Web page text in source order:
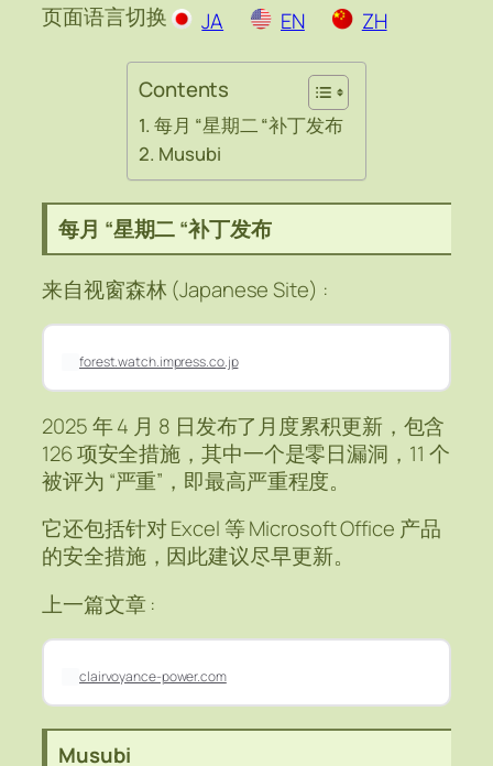
页面语言切换 EN
JA ZH
Contents
每月 “星期二 “补丁发布
Musubi
每月 “星期二 “补丁发布
来自视窗森林 (Japanese Site) :
forest.watch.impress.co.jp
2025 年 4 月 8 日发布了月度累积更新，包含
126 项安全措施，其中一个是零日漏洞，11 个
被评为 “严重”，即最高严重程度。
它还包括针对 Excel 等 Microsoft Office 产品
的安全措施，因此建议尽早更新。
上一篇文章 :
clairvoyance-power.com
Musubi